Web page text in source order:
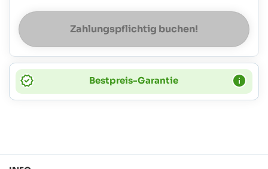
Zahlungspflichtig buchen!
Bestpreis-Garantie